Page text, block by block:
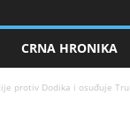
CRNA HRONIKA
protiv Dodika i osuđuje